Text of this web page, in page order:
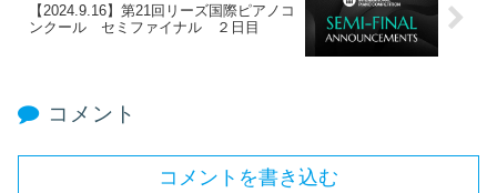
【2024.9.16】第21回リーズ国際ピアノコ
ンクール セミファイナル ２日目
コメント
コメントを書き込む